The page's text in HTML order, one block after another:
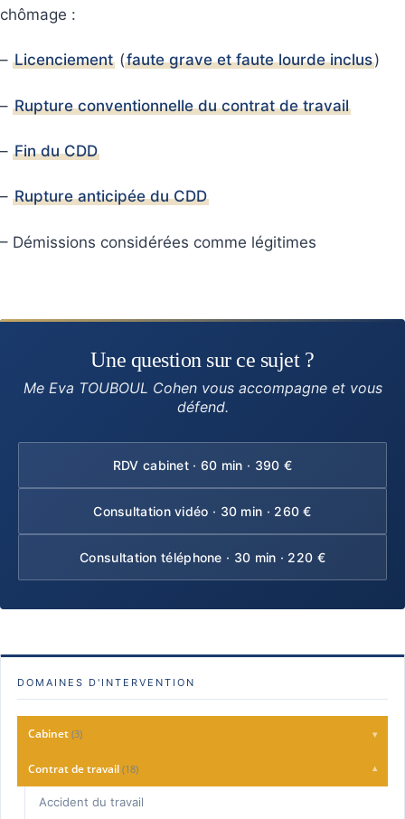
chômage :
– Licenciement (faute grave et faute lourde inclus)
– Rupture conventionnelle du contrat de travail
– Fin du CDD
– Rupture anticipée du CDD
– Démissions considérées comme légitimes
Une question sur ce sujet ?
Me Eva TOUBOUL Cohen vous accompagne et vous
défend.
RDV cabinet · 60 min · 390 €
Consultation vidéo · 30 min · 260 €
Consultation téléphone · 30 min · 220 €
DOMAINES D'INTERVENTION
Cabinet (3) ▾
Charte Qualité
Consultation
Contrat de travail (18) ▾
Accident du travail